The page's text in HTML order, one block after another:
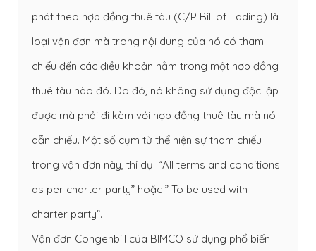
phát theo hợp đồng thuê tàu (C/P Bill of Lading) là
loại vận đơn mà trong nội dung của nó có tham
chiếu đến các điều khoản nằm trong một hợp đồng
thuê tàu nào đó. Do đó, nó không sử dụng độc lập
được mà phải đi kèm với hợp đồng thuê tàu mà nó
dẫn chiếu. Một số cụm từ thể hiện sự tham chiếu
trong vận đơn này, thí dụ: “All terms and conditions
as per charter party” hoặc ” To be used with
charter party”.
Vận đơn Congenbill của BIMCO sử dụng phổ biến